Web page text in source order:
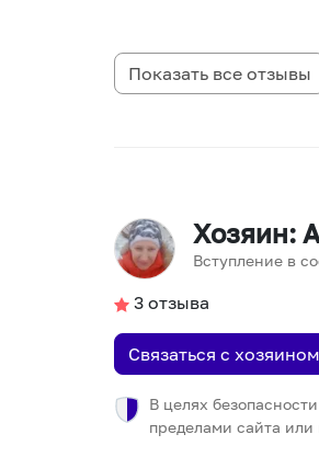
Показать все отзывы
Хозяин:
Вступление в
3 отзыва
Связаться с хозяином
В целях
пределами сайта